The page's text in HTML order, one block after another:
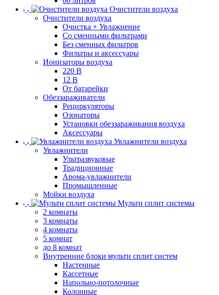
Очистители воздуха
Очистители воздуха
Очистка + Увлажнение
Cо сменными фильтрами
Без сменных фильтров
Фильтры и аксессуары
Ионизаторы воздуха
220 В
12 В
От батарейки
Обеззараживатели
Рециркуляторы
Озонаторы
Установки обеззараживания воздуха
Аксессуары
Увлажнители воздуха
Увлажнители
Ультразвуковые
Традиционные
Арома-увлажнители
Промышленные
Мойки воздуха
Мульти сплит системы
2 комнаты
3 комнаты
4 комнаты
5 комнат
до 8 комнат
Внутренние блоки мульти сплит систем
Настенные
Кассетные
Напольно-потолочные
Колонные